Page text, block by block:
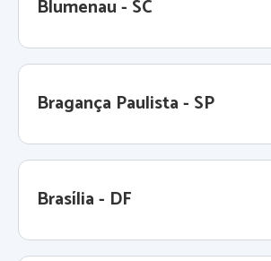
Blumenau - SC
Bragança Paulista - SP
Brasília - DF